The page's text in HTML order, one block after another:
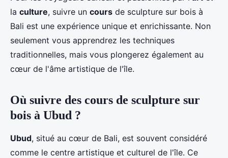
la culture, suivre un cours de sculpture sur bois à
Bali est une expérience unique et enrichissante. Non
seulement vous apprendrez les techniques
traditionnelles, mais vous plongerez également au
cœur de l'âme artistique de l'île.
Où suivre des cours de sculpture sur
bois à Ubud ?
Ubud, situé au cœur de Bali, est souvent considéré
comme le centre artistique et culturel de l'île. Ce